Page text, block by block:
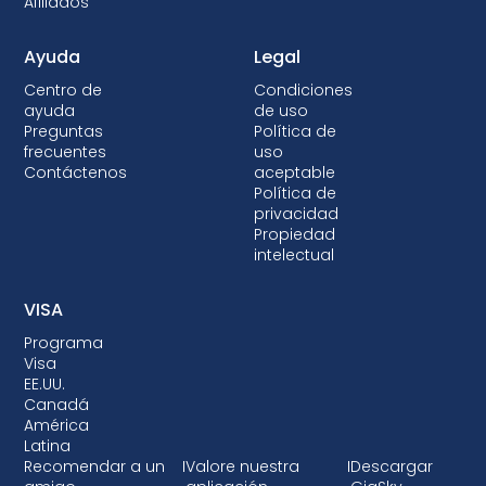
interrupciones ni configuraciones manuales.
compartido, y eso es ideal para la
añadida.
Ayuda
Centro de
ayuda
Preguntas
frecuentes
Contáctenos
Legal
Condiciones
de uso
Política de
uso
aceptable
Política de
privacidad
Propiedad
intelectual
VISA
Programa
Visa
EE.UU.
Canadá
América
Latina
Recomendar a un
IValore nuestra
IDescargar